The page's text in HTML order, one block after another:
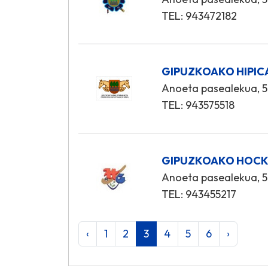
TEL: 943472182
GIPUZKOAKO
Anoeta pasealekua, 5
TEL: 943575518
GIPUZKOAKO
Anoeta pasealekua, 5
TEL: 943455217
‹ 1 2 3 4 5 6 ›